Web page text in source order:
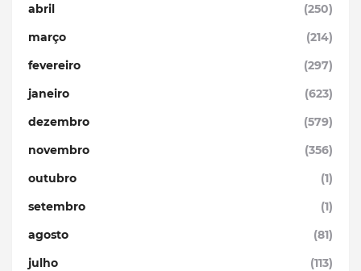
abril
(250)
março
(214)
fevereiro
(297)
janeiro
(623)
dezembro
(579)
novembro
(356)
outubro
(1)
setembro
(1)
agosto
(81)
julho
(113)